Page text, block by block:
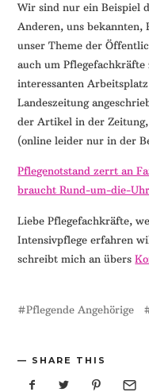
Wir sind nur ein Beispiel
Anderen, uns bekannten,
unser Theme der
auch um
interessanten
Landeszeitung
der Artikel in der
(online leider nur in der
Pflegenotstand zerrt an
braucht Rund-um-die-
Liebe Pflegefachkräfte,
Intensivpflege erfahren
schreibt mich an übers
Pflegende Angehörige
SHARE THIS